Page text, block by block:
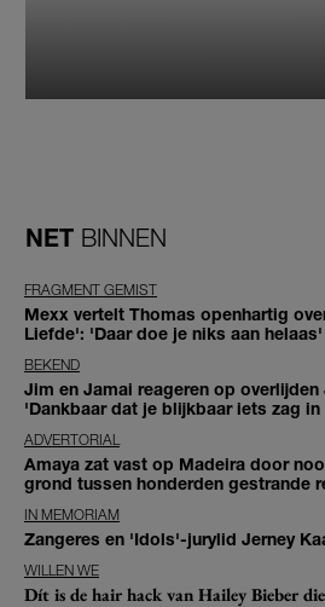
NET BINNEN
FRAGMENT GEMIST
Mexx vertelt Thomas openhartig
Liefde': 'Daar doe je niks aan helaas'
BEKEND
Jim en Jamai reageren op overlijden
'Dankbaar dat je blijkbaar iets zag
ADVERTORIAL
Amaya zat vast op Madeira door
grond tussen honderden gestrande
IN MEMORIAM
Zangeres en 'Idols'-jurylid Jerney
WILLEN WE
Dít is de hair hack van Hailey Bieber